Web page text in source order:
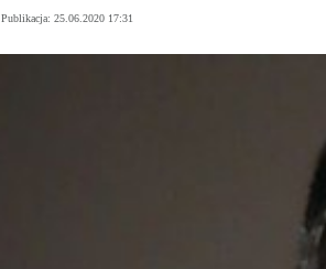
Publikacja: 25.06.2020 17:31